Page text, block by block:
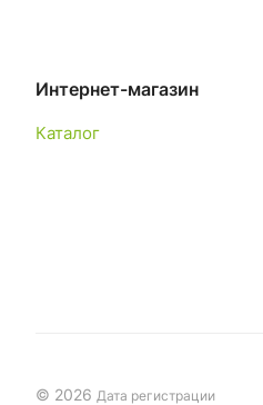
Интернет-магазин
Каталог
© 2026 Дата регистрации